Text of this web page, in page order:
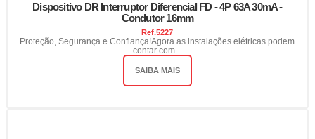
Dispositivo DR Interruptor Diferencial FD - 4P 63A 30mA -
Condutor 16mm
Ref.5227
Proteção, Segurança e Confiança!Agora as instalações elétricas podem
contar com...
SAIBA MAIS